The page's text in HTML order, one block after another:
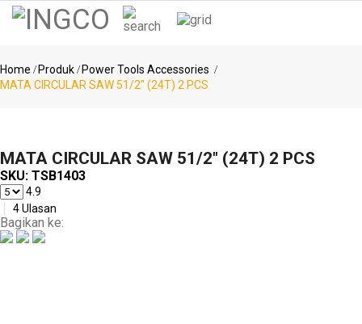
BOR ..
KOMPRESOR
..
(SPRAY
Home Produk
Power Tools Accessories
MATA CIRCULAR SAW 51/2" (24T) 2 PCS
MATA CIRCULAR SAW 51/2" (24T) 2 PCS
SKU: TSB1403
4.9
4 Ulasan
Bagikan ke:
Power
Tools